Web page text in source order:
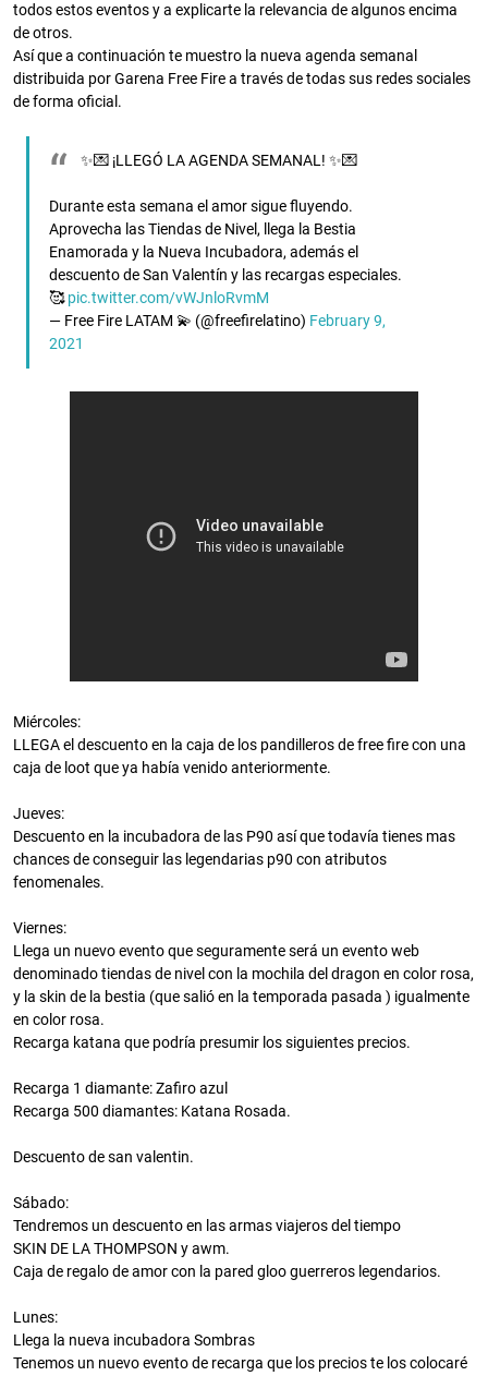
todos estos eventos y a explicarte la relevancia de algunos encima
de otros.
Así que a continuación te muestro la nueva agenda semanal
distribuida por Garena Free Fire a través de todas sus redes sociales
de forma oficial.
✨💌 ¡LLEGÓ LA AGENDA SEMANAL! ✨💌
Durante esta semana el amor sigue fluyendo.
Aprovecha las Tiendas de Nivel, llega la Bestia
Enamorada y la Nueva Incubadora, además el
descuento de San Valentín y las recargas especiales.
🥰pic.twitter.com/vWJnloRvmM
— Free Fire LATAM 💫 (@freefirelatino) February 9,
2021
Miércoles:
LLEGA el descuento en la caja de los pandilleros de free fire con una
caja de loot que ya había venido anteriormente.
Jueves:
Descuento en la incubadora de las P90 así que todavía tienes mas
chances de conseguir las legendarias p90 con atributos
fenomenales.
Viernes:
Llega un nuevo evento que seguramente será un evento web
denominado tiendas de nivel con la mochila del dragon en color rosa,
y la skin de la bestia (que salió en la temporada pasada ) igualmente
en color rosa.
Recarga katana que podría presumir los siguientes precios.
Recarga 1 diamante: Zafiro azul
Recarga 500 diamantes: Katana Rosada.
Descuento de san valentin.
Sábado:
Tendremos un descuento en las armas viajeros del tiempo
SKIN DE LA THOMPSON y awm.
Caja de regalo de amor con la pared gloo guerreros legendarios.
Lunes:
Llega la nueva incubadora Sombras
Tenemos un nuevo evento de recarga que los precios te los colocaré